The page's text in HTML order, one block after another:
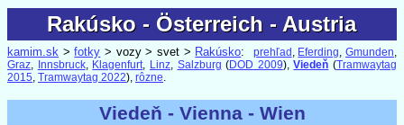
Rakúsko - Österreich - Austria
Rakúsko - Österreich - Austria
kamim.sk >fotky > vozy > svet > Rakúsko: prehľad , Eferding,Gmunden,
Graz, Innsbruck, Klagenfurt, Linz, Salzburg (DOD 2009),Viedeň (Tramwaytag
2015, Tramwaytag 2022), rôzne.
Viedeň - Vienna - Wien